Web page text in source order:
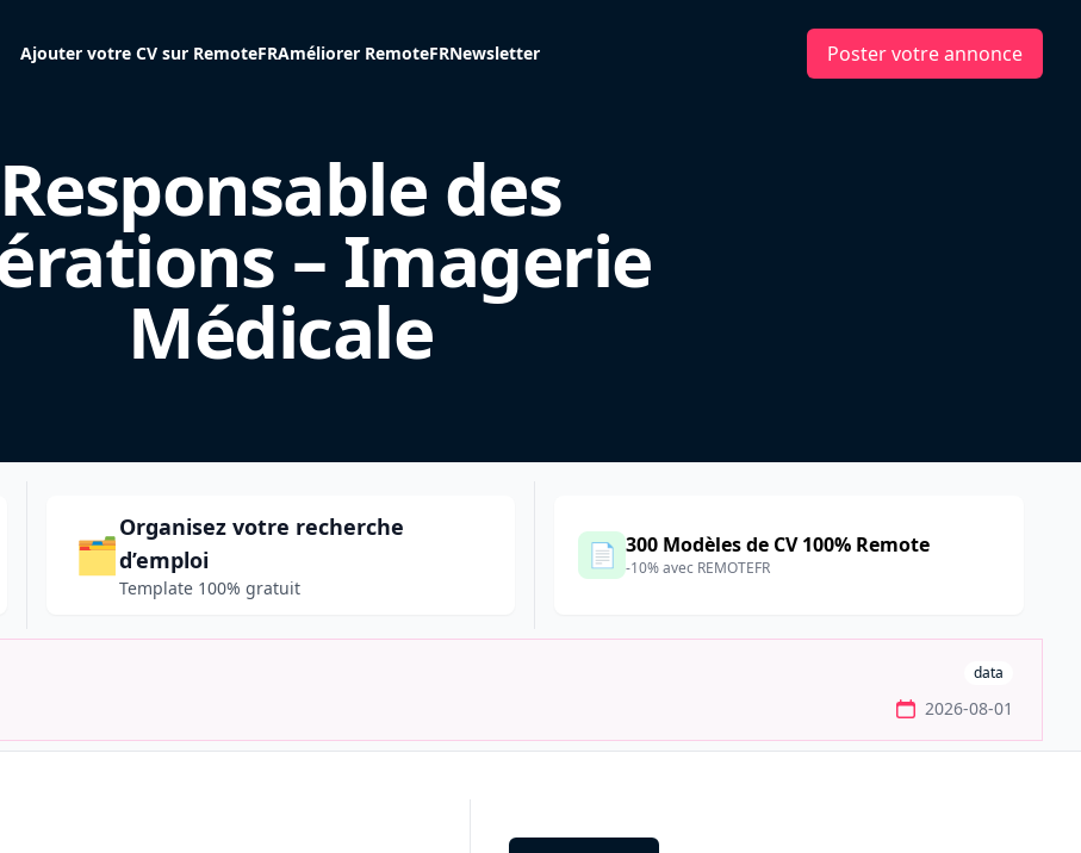
Ajouter votre CV sur RemoteFRAméliorer RemoteFRNewsletter Poster votre annonce
Responsable des
– Imagerie
Médicale
🗂️
Organisez votre recherche
d’emploi
Template 100% gratuit
📄 300 Modèles de CV 100% Remote
-10% avec REMOTEFR
data
2026-08-01